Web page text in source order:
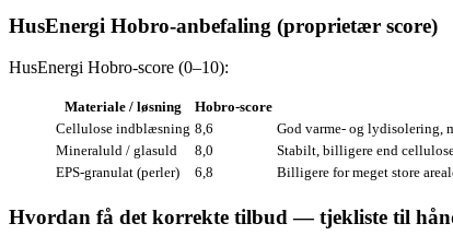
HusEnergi Hobro‑anbefaling (proprietær score)
HusEnergi Hobro‑score (0–10):
Materiale / løsning Hobro‑score
Cellulose indblæsning 8,6
God varme‑ og
Mineraluld / glasuld
8,0
Stabilt, billigere end
EPS‑granulat (perler)
6,8 Billigere for meget store
Hvordan få det korrekte tilbud — tjekliste til